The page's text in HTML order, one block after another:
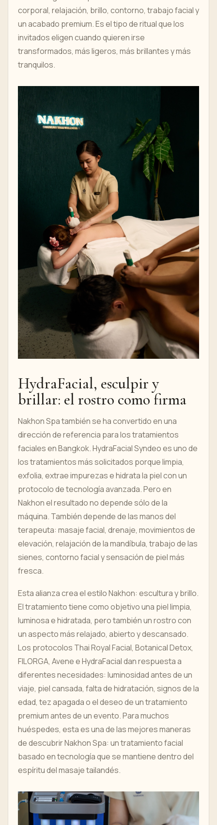
corporal, relajación, brillo, contorno, trabajo facial y
un acabado premium. Es el tipo de ritual que los
invitados eligen cuando quieren irse
transformados, más ligeros, más brillantes y más
tranquilos.
HydraFacial, esculpir y
brillar: el rostro como firma
Nakhon Spa también se ha convertido en una
dirección de referencia para los tratamientos
faciales en Bangkok. HydraFacial Syndeo es uno de
los tratamientos más solicitados porque limpia,
exfolia, extrae impurezas e hidrata la piel con un
protocolo de tecnología avanzada. Pero en
Nakhon el resultado no depende sólo de la
máquina. También depende de las manos del
terapeuta: masaje facial, drenaje, movimientos de
elevación, relajación de la mandíbula, trabajo de las
sienes, contorno facial y sensación de piel más
fresca.
Esta alianza crea el estilo Nakhon: escultura y brillo.
El tratamiento tiene como objetivo una piel limpia,
luminosa e hidratada, pero también un rostro con
un aspecto más relajado, abierto y descansado.
Los protocolos Thai Royal Facial, Botanical Detox,
FILORGA, Avene e HydraFacial dan respuesta a
diferentes necesidades: luminosidad antes de un
viaje, piel cansada, falta de hidratación, signos de la
edad, tez apagada o el deseo de un tratamiento
premium antes de un evento. Para muchos
huéspedes, esta es una de las mejores maneras
de descubrir Nakhon Spa: un tratamiento facial
basado en tecnología que se mantiene dentro del
espíritu del masaje tailandés.